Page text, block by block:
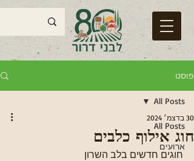
פוסט
All Posts
ארועים
All Posts
חוג אילוף כלבים
30 בדצמ׳ 2024
חוגים חדשים בלב השרון